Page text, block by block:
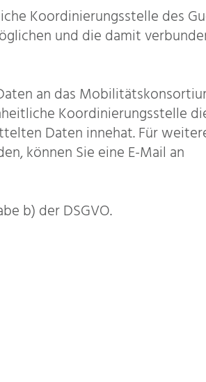
Koordinierungsstelle des
und die damit
an das
Koordinierungsstelle
Daten innehat. Für
können Sie eine E-Mail an
b) der DSGVO.